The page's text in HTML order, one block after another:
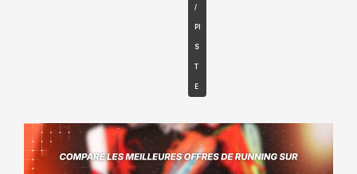
/
PI
S
T
E